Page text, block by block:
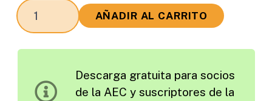
Evaluación
en
Propiedades
AÑADIR AL CARRITO
Descarga gratuita para socios
de la AEC y suscriptores de la